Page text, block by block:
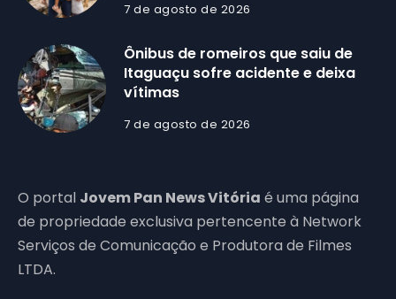
7 de agosto de 2026
Ônibus de romeiros que saiu de
Itaguaçu sofre acidente e deixa
vítimas
7 de agosto de 2026
O portal Jovem Pan News Vitória é uma página
de propriedade exclusiva pertencente à Network
Serviços de Comunicação e Produtora de Filmes
LTDA.